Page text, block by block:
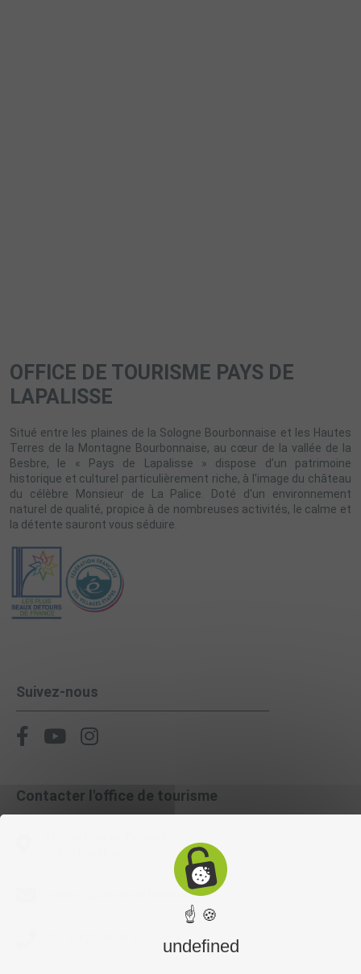
OFFICE DE TOURISME PAYS DE
LAPALISSE
Situé entre les plaines de la Sologne Bourbonnaise et les Hautes
Terres de la Montagne Bourbonnaise, au cœur de la vallée de la
Besbre, le « Pays de Lapalisse » dispose d’un patrimoine
historique et culturel particulièrement riche, à l'image du château
du célèbre Monsieur de La Palice. Doté d'un environnement
naturel de qualité, propice à de nombreuses activités, le calme et
la détente sauront vous séduire.
Suivez-nous
Contacter l'office de tourisme
contact@lapalissetourisme.com
☝ 🍪
undefined